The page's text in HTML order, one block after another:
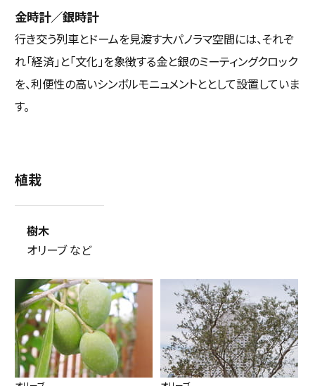
金時計／銀時計
行き交う列車とドームを見渡す大パノラマ空間には、それぞ
れ「経済」と「文化」を象徴する金と銀のミーティングクロック
を、利便性の高いシンボルモニュメントととして設置していま
す。
植栽
樹木
オリーブ など